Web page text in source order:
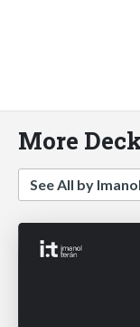
More
See All by